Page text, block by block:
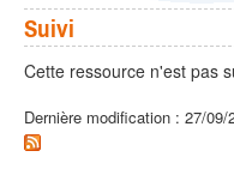
Suivi
Cette ressource n'est pas
Dernière modification : 27/